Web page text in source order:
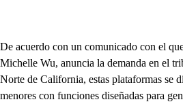
De acuerdo con un comunicado con el
Michelle Wu, anuncia la demanda en el
Norte de California, estas plataformas se
menores con funciones diseñadas para